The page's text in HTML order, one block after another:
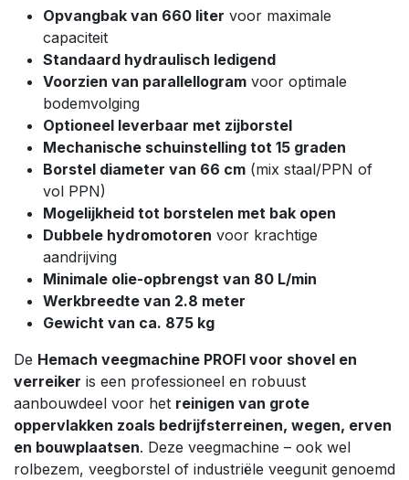
Opvangbak van 660 liter voor maximale
capaciteit
Standaard hydraulisch ledigend
Voorzien van parallellogram voor optimale
bodemvolging
Optioneel leverbaar met zijborstel
Mechanische schuinstelling tot 15 graden
Borstel diameter van 66 cm (mix staal/PPN of
vol PPN)
Mogelijkheid tot borstelen met bak open
Dubbele hydromotoren voor krachtige
aandrijving
Minimale olie-opbrengst van 80 L/min
Werkbreedte van 2.8 meter
Gewicht van ca. 875 kg
De Hemach veegmachine PROFI voor shovel en
verreiker is een professioneel en robuust
aanbouwdeel voor het reinigen van grote
oppervlakken zoals bedrijfsterreinen, wegen, erven
en bouwplaatsen. Deze veegmachine – ook wel
rolbezem, veegborstel of industriële veegunit genoemd